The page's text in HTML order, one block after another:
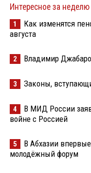
Интересное за неделю
1
Как изменятся
августа
2 Владимир
3 Законы,
4
В МИД России
войне с Россией
5
В Абхазии
молодёжный форум